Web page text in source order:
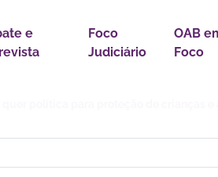
e
Foco
Judiciário
OAB
Foco